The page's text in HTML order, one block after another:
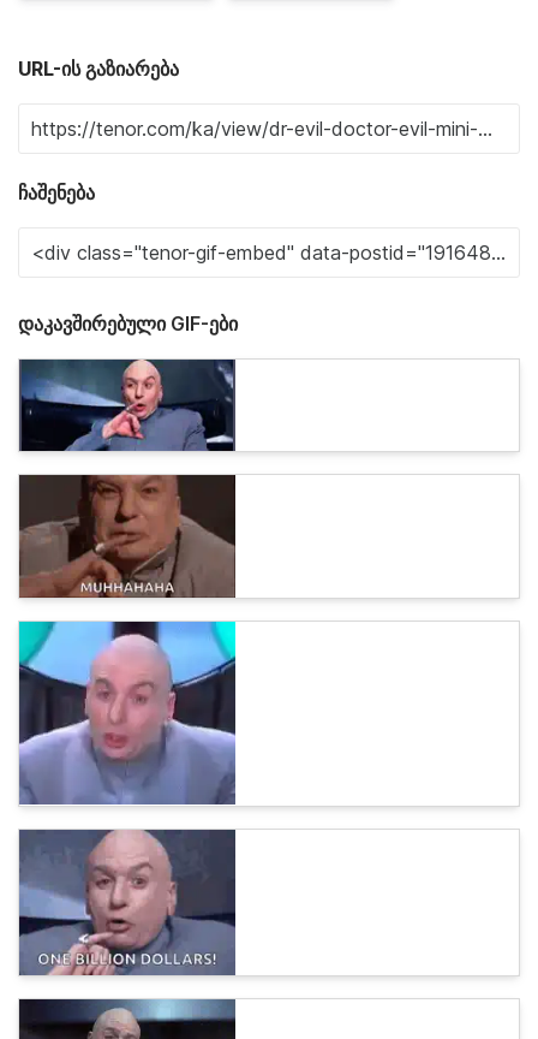
URL-ის გაზიარება
ჩაშენება
დაკავშირებული GIF-ები